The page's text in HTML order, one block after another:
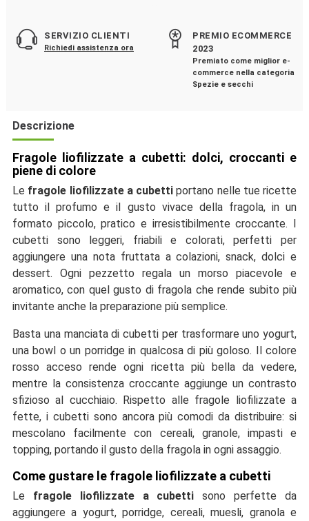
SERVIZIO CLIENTI
Richiedi assistenza ora
PREMIO ECOMMERCE
2023
Premiato come miglior e-
commerce nella categoria
Spezie e secchi
Descrizione
Fragole liofilizzate a cubetti: dolci, croccanti e
piene di colore
Le fragole liofilizzate a cubetti portano nelle tue ricette
tutto il profumo e il gusto vivace della fragola, in un
formato piccolo, pratico e irresistibilmente croccante. I
cubetti sono leggeri, friabili e colorati, perfetti per
aggiungere una nota fruttata a colazioni, snack, dolci e
dessert. Ogni pezzetto regala un morso piacevole e
aromatico, con quel gusto di fragola che rende subito più
invitante anche la preparazione più semplice.
Basta una manciata di cubetti per trasformare uno yogurt,
una bowl o un porridge in qualcosa di più goloso. Il colore
rosso acceso rende ogni ricetta più bella da vedere,
mentre la consistenza croccante aggiunge un contrasto
sfizioso al cucchiaio. Rispetto alle fragole liofilizzate a
fette, i cubetti sono ancora più comodi da distribuire: si
mescolano facilmente con cereali, granole, impasti e
topping, portando il gusto della fragola in ogni assaggio.
Come gustare le fragole liofilizzate a cubetti
Le fragole liofilizzate a cubetti sono perfette da
aggiungere a yogurt, porridge, cereali, muesli, granola e